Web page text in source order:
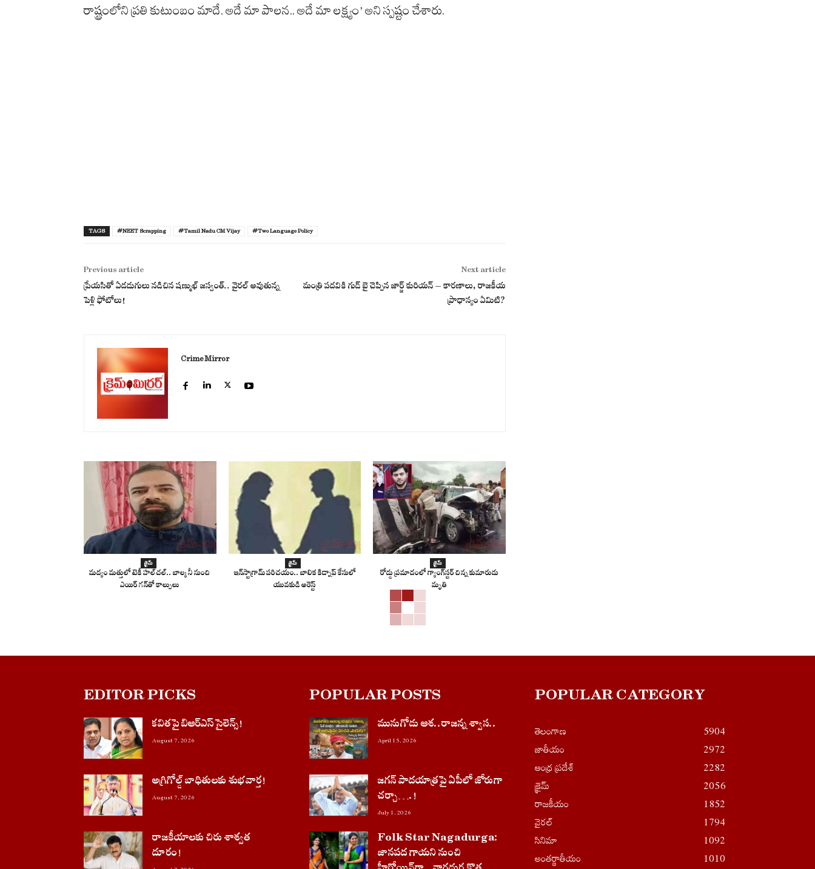
రాష్ట్రంలోని ప్రతి కుటుంబం మాదే. అదే మా పాలన.. అదే మా లక్ష్యం’ అని స్పష్టం చేశారు.
TAGS #NEET Scrapping #Tamil Nadu CM Vijay #Two Language Policy
Previous article
ప్రేయసితో ఏడడుగులు నడిచిన షణ్ముఖ్ జస్వంత్.. వైరల్ అవుతున్న
పెళ్లి ఫోటోలు!
Next article
మంత్రి పదవికి గుడ్ బై చెప్పిన జార్జ్ కురియన్ – కారణాలు, రాజకీయ
ప్రాధాన్యం ఏమిటి?
Crime Mirror
క్రైమ్
మద్యం మత్తులో టెకీ హల్‌చల్.. బాల్కనీ నుంచి
ఎయిర్ గన్‌తో కాల్పులు
క్రైమ్
ఇన్‌స్టాగ్రామ్ పరిచయం.. బాలిక కిడ్నాప్ కేసులో
యువకుడి అరెస్ట్
క్రైమ్
రోడ్డు ప్రమాదంలో గ్యాంగ్‌స్టర్ చిన్న కుమారుడు
మృతి
EDITOR PICKS
కవితపై బిఆర్ఎస్ సైలెన్స్!
August 7, 2026
అగ్రిగోల్డ్ బాధితులకు శుభవార్త!
August 7, 2026
రాజకీయాలకు చిరు శాశ్వత
దూరం!
POPULAR POSTS
మునుగోడు ఆశ..రాజన్న శ్వాస..
April 15, 2026
జగన్ పాదయాత్రపై ఏపీలో జోరుగా
చ‌ర్చా….!
July 1, 2026
Folk Star Nagadurga:
జానపద గాయని నుంచి
POPULAR CATEGORY
తెలంగాణ
5904
జాతీయం
2972
ఆంధ్ర ప్రదేశ్
2282
క్రైమ్
2056
రాజకీయం
1852
వైరల్
1794
సినిమా
1092
అంతర్జాతీయం
1010